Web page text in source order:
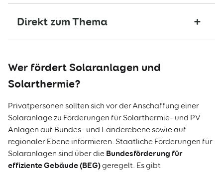
Direkt zum Thema
Wer fördert Solaranlagen und
Solarthermie?
Privatpersonen sollten sich vor der Anschaffung einer
Solaranlage zu Förderungen für Solarthermie- und PV
Anlagen auf Bundes- und Länderebene sowie auf
regionaler Ebene informieren. Staatliche Förderungen für
Solaranlagen sind über die Bundesförderung für
effiziente Gebäude (BEG)geregelt. Es gibt